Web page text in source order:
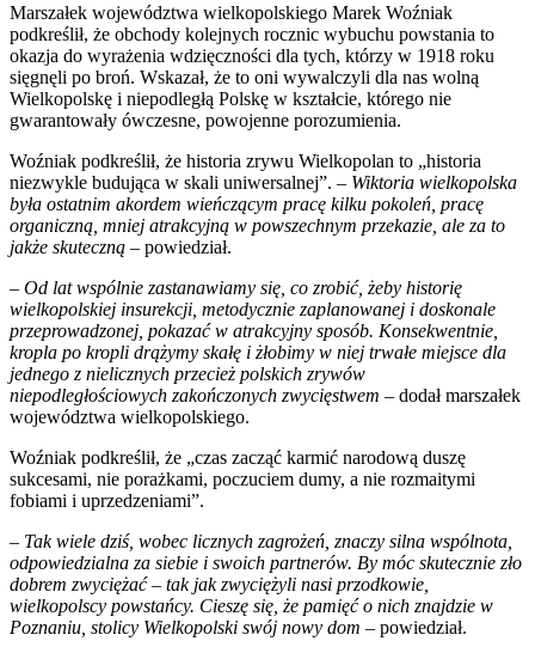
Marszałek województwa wielkopolskiego Marek Woźniak
podkreślił, że obchody kolejnych rocznic wybuchu powstania to
okazja do wyrażenia wdzięczności dla tych, którzy w 1918 roku
sięgnęli po broń. Wskazał, że to oni wywalczyli dla nas wolną
Wielkopolskę i niepodległą Polskę w kształcie, którego nie
gwarantowały ówczesne, powojenne porozumienia.
Woźniak podkreślił, że historia zrywu Wielkopolan to „historia
niezwykle budująca w skali uniwersalnej”. – Wiktoria wielkopolska
była ostatnim akordem wieńczącym pracę kilku pokoleń, pracę
organiczną, mniej atrakcyjną w powszechnym przekazie, ale za to
jakże skuteczną – powiedział.
– Od lat wspólnie zastanawiamy się, co zrobić, żeby historię
wielkopolskiej insurekcji, metodycznie zaplanowanej i doskonale
przeprowadzonej, pokazać w atrakcyjny sposób. Konsekwentnie,
kropla po kropli drążymy skałę i żłobimy w niej trwałe miejsce dla
jednego z nielicznych przecież polskich zrywów
niepodległościowych zakończonych zwycięstwem – dodał marszałek
województwa wielkopolskiego.
Woźniak podkreślił, że „czas zacząć karmić narodową duszę
sukcesami, nie porażkami, poczuciem dumy, a nie rozmaitymi
fobiami i uprzedzeniami”.
– Tak wiele dziś, wobec licznych zagrożeń, znaczy silna wspólnota,
odpowiedzialna za siebie i swoich partnerów. By móc skutecznie zło
dobrem zwyciężać – tak jak zwyciężyli nasi przodkowie,
wielkopolscy powstańcy. Cieszę się, że pamięć o nich znajdzie w
Poznaniu, stolicy Wielkopolski swój nowy dom – powiedział.